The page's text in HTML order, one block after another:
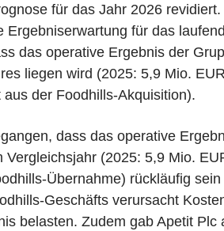
für das Jahr 2026 revidiert.
Ergebniserwartung für das
das operative Ergebnis der
liegen wird (2025: 5,9 Mio.
der Foodhills-Akquisition).
dass das operative
(2025: 5,9 Mio.
Übernahme) rückläufig sein
Geschäfts verursacht
belasten. Zudem gab Apetit Plc